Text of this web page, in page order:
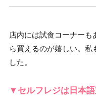
店内には試食コーナー
ら買えるのが嬉しい。私
した。
▼セルフレジは日本